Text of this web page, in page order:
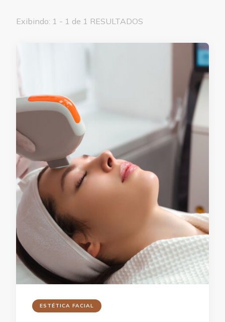
Exibindo: 1 - 1 de 1 RESULTADOS
ESTÉTICA FACIAL